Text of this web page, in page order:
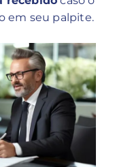
em seu palpite.